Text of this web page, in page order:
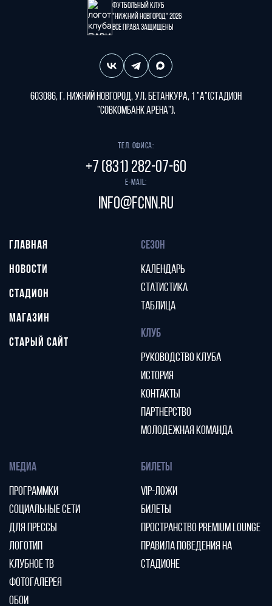
Футбольный клуб
"Нижний Новгород" 2026
Все права защищены
603086, г. Нижний Новгород, ул. Бетанкура, 1 "А"(стадион
"СОВКОМБАНК АРЕНА").
Тел. офиса:
+7 (831) 282-07-60
E-mail:
info@fcnn.ru
ГЛАВНАЯ
НОВОСТИ
СТАДИОН
МАГАЗИН
СТАРЫЙ САЙТ
СЕЗОН
КАЛЕНДАРЬ
СТАТИСТИКА
ТАБЛИЦА
КЛУБ
РУКОВОДСТВО КЛУБА
ИСТОРИЯ
КОНТАКТЫ
ПАРТНЕРСТВО
МОЛОДЕЖНАЯ КОМАНДА
МЕДИА
ПРОГРАММКИ
СОЦИАЛЬНЫЕ СЕТИ
ДЛЯ ПРЕССЫ
ЛОГОТИП
КЛУБНОЕ ТВ
ФОТОГАЛЕРЕЯ
ОБОИ
БИЛЕТЫ
VIP-ЛОЖИ
БИЛЕТЫ
ПРОСТРАНСТВО PREMIUM LOUNGE
ПРАВИЛА ПОВЕДЕНИЯ НА
СТАДИОНЕ